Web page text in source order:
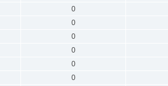
0
0
0
0
0
0